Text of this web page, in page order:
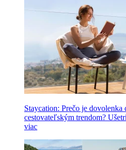
Staycation: Prečo je dovolenka
cestovateľským trendom?
viac